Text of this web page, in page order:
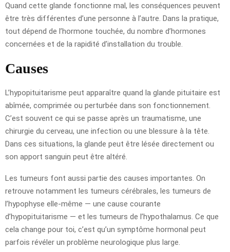
Quand cette glande fonctionne mal, les conséquences peuvent
être très différentes d’une personne à l’autre. Dans la pratique,
tout dépend de l’hormone touchée, du nombre d’hormones
concernées et de la rapidité d’installation du trouble.
Causes
L’hypopituitarisme peut apparaître quand la glande pituitaire est
abîmée, comprimée ou perturbée dans son fonctionnement.
C’est souvent ce qui se passe après un traumatisme, une
chirurgie du cerveau, une infection ou une blessure à la tête.
Dans ces situations, la glande peut être lésée directement ou
son apport sanguin peut être altéré.
Les tumeurs font aussi partie des causes importantes. On
retrouve notamment les tumeurs cérébrales, les tumeurs de
l’hypophyse elle-même — une cause courante
d’hypopituitarisme — et les tumeurs de l’hypothalamus. Ce que
cela change pour toi, c’est qu’un symptôme hormonal peut
parfois révéler un problème neurologique plus large.